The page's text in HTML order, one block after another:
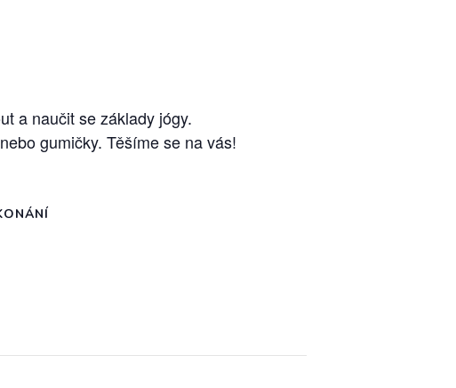
a naučit se základy jógy.
gumičky. Těšíme se na vás!